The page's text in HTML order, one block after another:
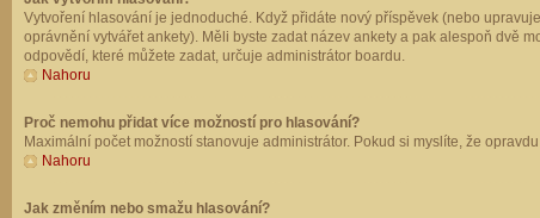
Vytvoření hlasování je jednoduché. Když přidáte nový příspěvek (nebo
oprávnění vytvářet ankety). Měli byste zadat název ankety a pak alespoň dvě
odpovědí, které můžete zadat, určuje administrátor boardu.
Nahoru
Proč nemohu přidat více možností pro hlasování?
Maximální počet možností stanovuje administrátor. Pokud si myslíte, že
Nahoru
Jak změním nebo smažu hlasování?